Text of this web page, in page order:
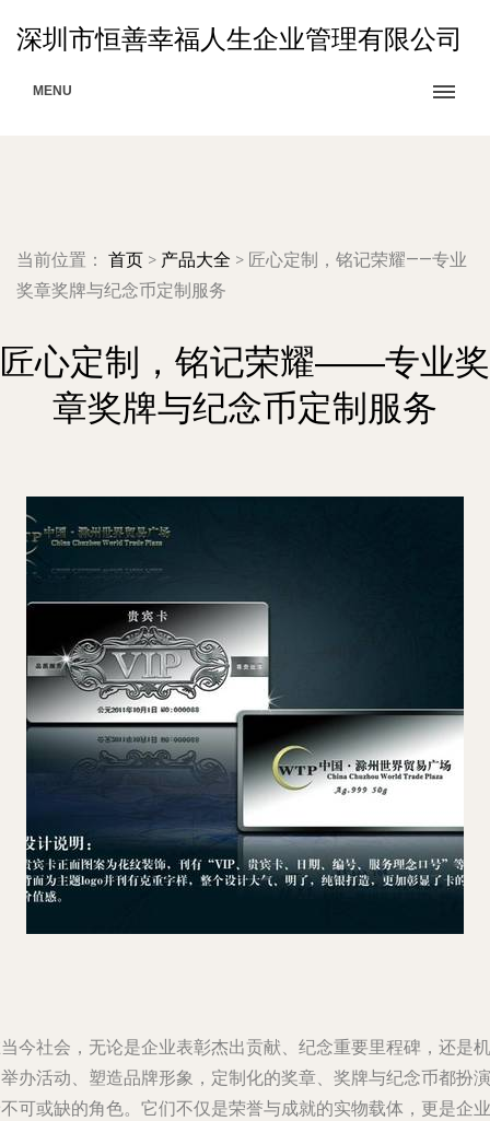
深圳市恒善幸福人生企业管理有限公司
MENU
当前位置： 首页 > 产品大全 > 匠心定制，铭记荣耀——专业
奖章奖牌与纪念币定制服务
匠心定制，铭记荣耀——专业奖
章奖牌与纪念币定制服务
今社会，无论是企业表彰杰出贡献、纪念重要里程碑，还是机
办活动、塑造品牌形象，定制化的奖章、奖牌与纪念币都扮演
可或缺的角色。它们不仅是荣誉与成就的实物载体，更是企业